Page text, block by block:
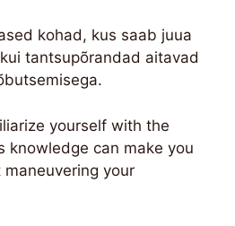
kohad, kus saab juua
tantsupõrandad aitavad
yourself with the
knowledge can make you
your